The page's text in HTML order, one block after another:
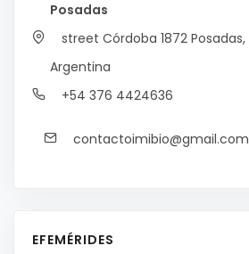
Posadas
street Córdoba 1872
Argentina
+54 376 4424636
contactoimibio@gmail.com
EFEMÉRIDES